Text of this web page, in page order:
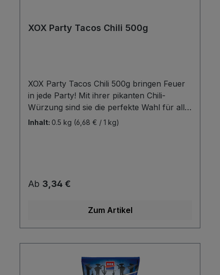
XOX Party Tacos Chili 500g
XOX Party Tacos Chili 500g bringen Feuer
in jede Party! Mit ihrer pikanten Chili-
Würzung sind sie die perfekte Wahl für alle,
die es würzig und scharf mögen. Die
zwischendurch zu genießen. Tacos und
Dips gehören einfach zusammen 􀂱 daher
3 leckeren Sorten an!
Inhalt: 0.5 kg (6,68 € / 1 kg)
Regulärer Preis:
Ab 3,34 €
Zum Artikel